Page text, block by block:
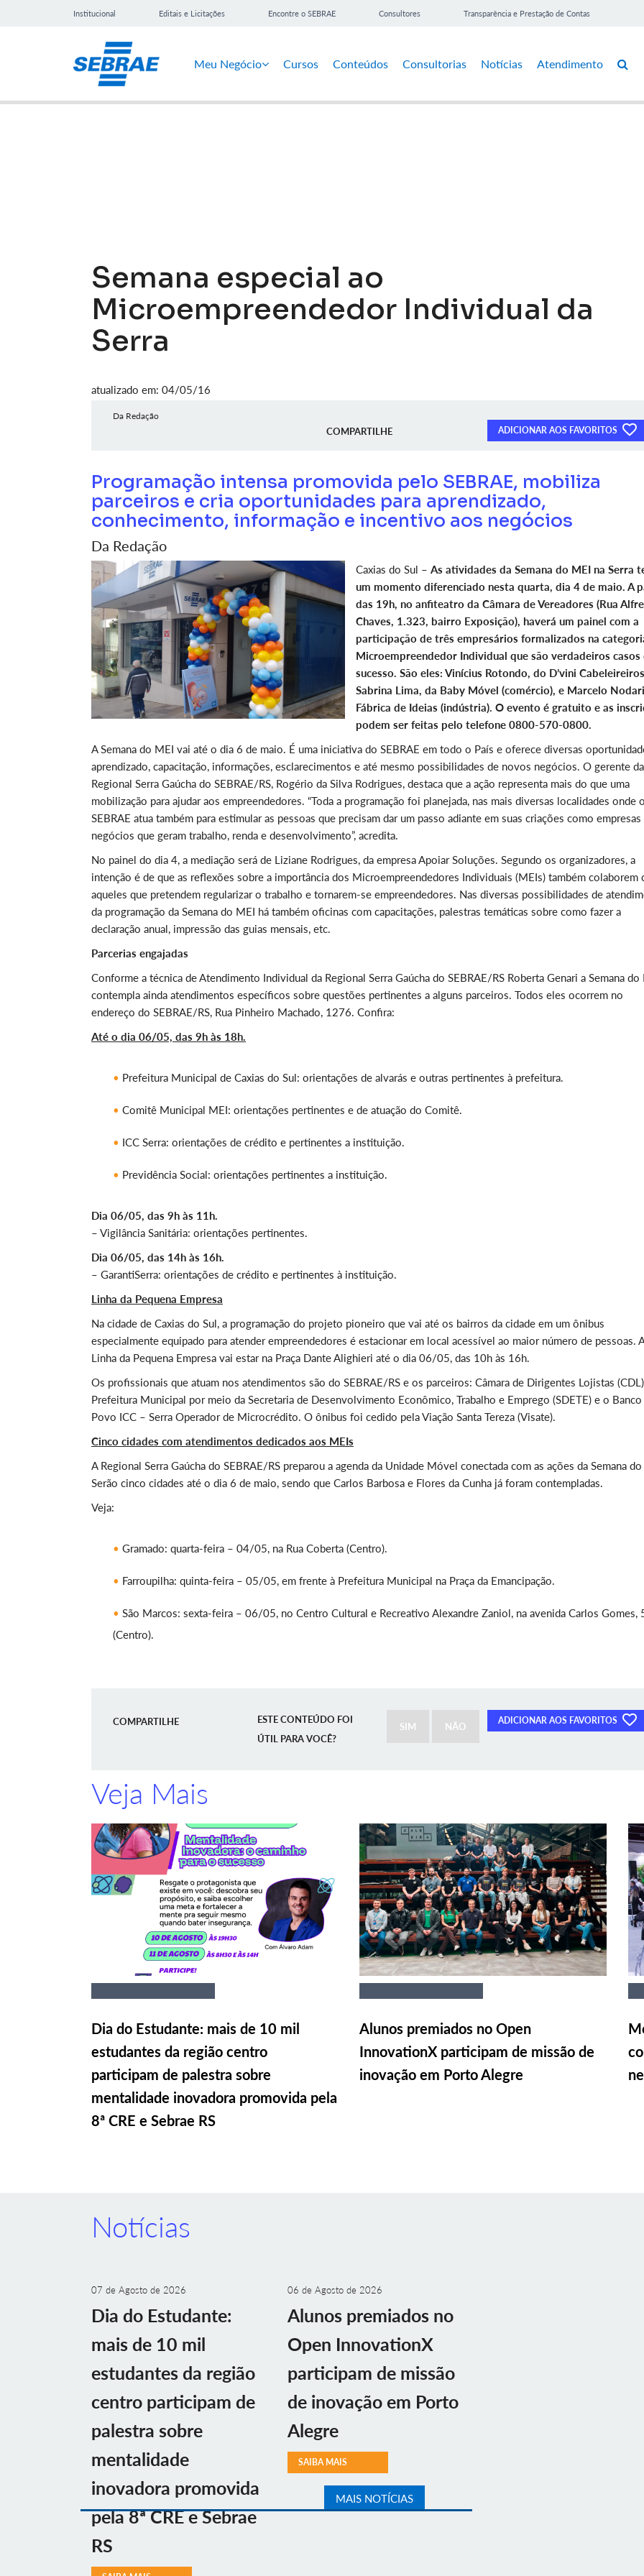
Institucional Editais e Licitações Encontre o SEBRAE Consultores Transparência e Prestação de Contas
Meu Negócio Cursos Conteúdos Consultorias Notícias Atendimento
Semana especial ao
Microempreendedor Individual da
Serra
atualizado em: 04/05/16
Da Redação
COMPARTILHE ADICIONAR AOS FAVORITOS
Programação intensa promovida pelo SEBRAE, mobiliza
parceiros e cria oportunidades para aprendizado,
conhecimento, informação e incentivo aos negócios
Da Redação
Caxias do Sul – As atividades da Semana do MEI na Serra
um momento diferenciado nesta quarta, dia 4 de maio. A
das 19h, no anfiteatro da Câmara de Vereadores (Rua
Chaves, 1.323, bairro Exposição), haverá um painel com a
participação de três empresários formalizados na
Microempreendedor Individual que são verdadeiros casos
sucesso. São eles: Vinícius Rotondo, do D’vini
Sabrina Lima, da Baby Móvel (comércio), e Marcelo
Fábrica de Ideias (indústria). O evento é gratuito e as
podem ser feitas pelo telefone 0800-570-0800.
A Semana do MEI vai até o dia 6 de maio. É uma iniciativa do SEBRAE em todo o País e oferece diversas
aprendizado, capacitação, informações, esclarecimentos e até mesmo possibilidades de novos negócios. O gerente da
Regional Serra Gaúcha do SEBRAE/RS, Rogério da Silva Rodrigues, destaca que a ação representa mais do que uma
mobilização para ajudar aos empreendedores. “Toda a programação foi planejada, nas mais diversas localidades onde
SEBRAE atua também para estimular as pessoas que precisam dar um passo adiante em suas criações como empresas
negócios que geram trabalho, renda e desenvolvimento”, acredita.
No painel do dia 4, a mediação será de Liziane Rodrigues, da empresa Apoiar Soluções. Segundo os organizadores, a
intenção é de que as reflexões sobre a importância dos Microempreendedores Individuais (MEIs) também colaborem
aqueles que pretendem regularizar o trabalho e tornarem-se empreendedores. Nas diversas possibilidades de
da programação da Semana do MEI há também oficinas com capacitações, palestras temáticas sobre como fazer a
declaração anual, impressão das guias mensais, etc.
Parcerias engajadas
Conforme a técnica de Atendimento Individual da Regional Serra Gaúcha do SEBRAE/RS Roberta Genari a Semana do
contempla ainda atendimentos específicos sobre questões pertinentes a alguns parceiros. Todos eles ocorrem no
endereço do SEBRAE/RS, Rua Pinheiro Machado, 1276. Confira:
Até o dia 06/05, das 9h às 18h.
Prefeitura Municipal de Caxias do Sul: orientações de alvarás e outras pertinentes à prefeitura.
Comitê Municipal MEI: orientações pertinentes e de atuação do Comitê.
ICC Serra: orientações de crédito e pertinentes a instituição.
Previdência Social: orientações pertinentes a instituição.
Dia 06/05, das 9h às 11h.
– Vigilância Sanitária: orientações pertinentes.
Dia 06/05, das 14h às 16h.
– GarantiSerra: orientações de crédito e pertinentes à instituição.
Linha da Pequena Empresa
Na cidade de Caxias do Sul, a programação do projeto pioneiro que vai até os bairros da cidade em um ônibus
especialmente equipado para atender empreendedores é estacionar em local acessível ao maior número de pessoas. A
Linha da Pequena Empresa vai estar na Praça Dante Alighieri até o dia 06/05, das 10h às 16h.
Os profissionais que atuam nos atendimentos são do SEBRAE/RS e os parceiros: Câmara de Dirigentes Lojistas
Prefeitura Municipal por meio da Secretaria de Desenvolvimento Econômico, Trabalho e Emprego (SDETE) e o
Povo ICC – Serra Operador de Microcrédito. O ônibus foi cedido pela Viação Santa Tereza (Visate).
Cinco cidades com atendimentos dedicados aos MEIs
A Regional Serra Gaúcha do SEBRAE/RS preparou a agenda da Unidade Móvel conectada com as ações da Semana
Serão cinco cidades até o dia 6 de maio, sendo que Carlos Barbosa e Flores da Cunha já foram contempladas.
Veja:
Gramado: quarta-feira – 04/05, na Rua Coberta (Centro).
Farroupilha: quinta-feira – 05/05, em frente à Prefeitura Municipal na Praça da Emancipação.
São Marcos: sexta-feira – 06/05, no Centro Cultural e Recreativo Alexandre Zaniol, na avenida Carlos Gomes,
(Centro).
COMPARTILHE ADICIONAR AOS FAVORITOS
ESTE CONTEÚDO FOI
ÚTIL PARA VOCÊ?
SIM NÃO
Veja Mais
Dia do Estudante: mais de 10 mil
estudantes da região centro
participam de palestra sobre
mentalidade inovadora promovida pela
8ª CRE e Sebrae RS
Alunos premiados no Open
InnovationX participam de missão de
inovação em Porto Alegre
Notícias
07 de Agosto de 2026
Dia do Estudante:
mais de 10 mil
estudantes da região
centro participam de
palestra sobre
mentalidade
inovadora promovida
pela 8ª CRE e Sebrae
RS
06 de Agosto de 2026
Alunos premiados no
Open InnovationX
participam de missão
de inovação em Porto
Alegre
SAIBA MAIS
MAIS NOTÍCIAS